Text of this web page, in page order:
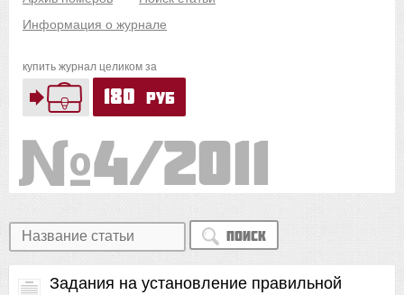
Информация о журнале
купить журнал целиком за
180 руб
4/2011
Поиск
Задания на установление правильной